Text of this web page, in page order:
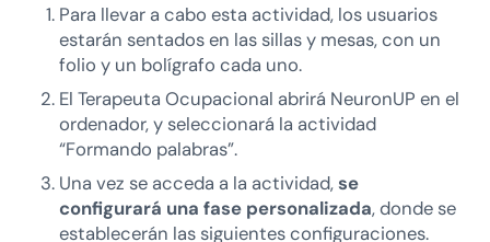
Para llevar a cabo esta actividad, los usuarios
estarán sentados en las sillas y mesas, con un
folio y un bolígrafo cada uno.
El Terapeuta Ocupacional abrirá NeuronUP en el
ordenador, y seleccionará la actividad
“Formando palabras”.
Una vez se acceda a la actividad,se
configurará una fase personalizada, donde se
establecerán las siguientes configuraciones.